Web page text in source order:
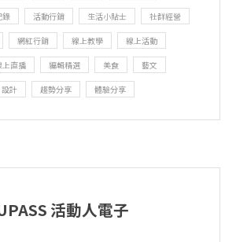
錄 活動行銷 生活小貼士 社群經營
網紅行銷 線上教學 線上活動
上直播 編輯精選 美食 藝文
設計 趨勢分享 體驗分享
活動人電子